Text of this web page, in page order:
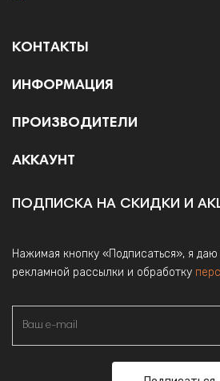
КОНТАКТЫ
ИНФОРМАЦИЯ
ПРОИЗВОДИТЕЛИ
АККАУНТ
ПОДПИСКА НА СКИДКИ И
Нажимая кнопку «Подписаться», я
рекламной рассылки и обработку